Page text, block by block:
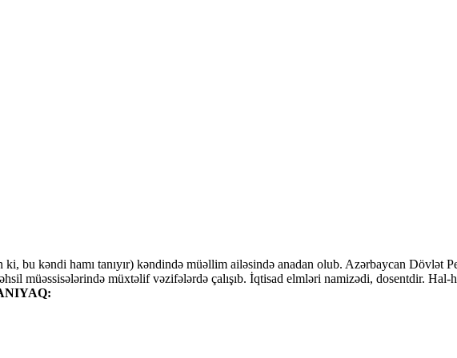
kəndi hamı tanıyır) kəndində müəllim ailəsində anadan olub. Azərbaycan Dövlət
müəssisələrində müxtəlif vəzifələrdə çalışıb. İqtisad elmləri namizədi, dosentdir. Hal-